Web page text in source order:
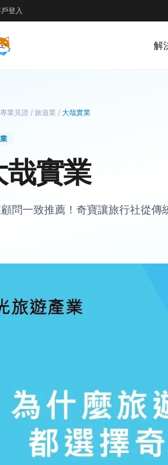
登入
解
專業見證 / 旅遊業 / 大哉實業
哉實業
問一致推薦！奇寶讓旅行社從傳